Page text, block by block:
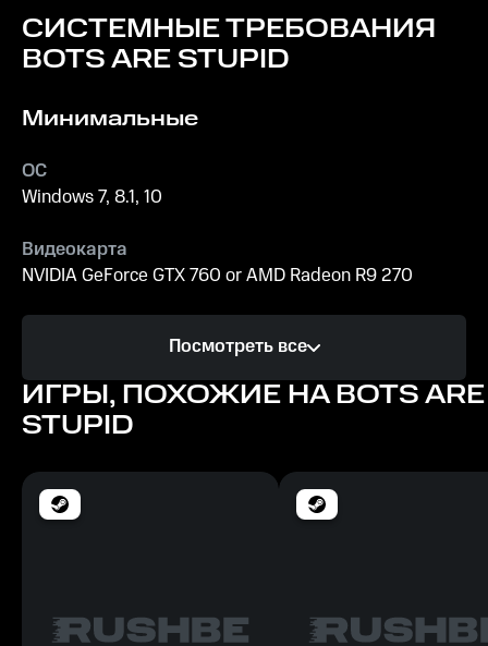
СИСТЕМНЫЕ ТРЕБОВАНИЯ
BOTS ARE STUPID
Минимальные
ОС
Windows 7, 8.1, 10
Видеокарта
NVIDIA GeForce GTX 760 or AMD Radeon R9 270
Память
1000 MB ОЗУ
Место на диске
250 MB
Посмотреть все
ИГРЫ, ПОХОЖИЕ НА BOTS ARE
STUPID